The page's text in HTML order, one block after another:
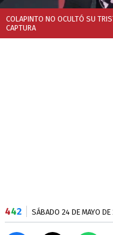
COLAPINTO NO OCULTÓ SU
CAPTURA
442 SÁBADO 24 DE MAYO